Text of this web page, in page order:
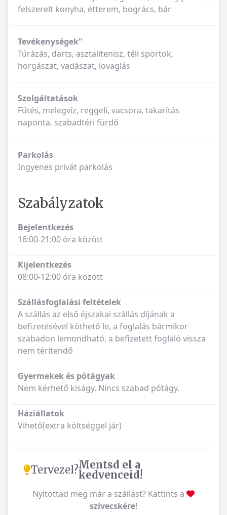
felszerelt konyha, étterem, bogrács, bár
Tevékenységek"
Túrázás, darts, asztalitenisz, téli sportok,
horgászat, vadászat, lovaglás
Szolgáltatások
Fűtés, melegvíz, reggeli, vacsora, takarítás
naponta, szabadtéri fürdő
Parkolás
Ingyenes privát parkolás
Szabályzatok
Bejelentkezés
16:00-21:00 óra között
Kijelentkezés
08:00-12:00 óra között
Szállásfoglalási feltételek
A szállás az első éjszakai szállás díjának a
befizetésével köthető le, a foglalás bármikor
szabadon lemondható, a befizetett foglaló vissza
nem térítendő
Gyermekek és pótágyak
Nem kérhető kiságy. Nincs szabad pótágy.
Háziállatok
Vihető(extra költséggel jár)
Tervezel?Mentsd el a
kedvenceid!
Nyitottad meg már a szállást? Kattints a
szívecskére!